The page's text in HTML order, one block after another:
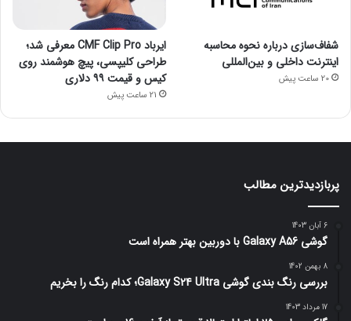
شفاف‌سازی درباره نحوه محاسبه
اینترنت داخلی و بین‌المللی
20 ساعت پیش
ایرباد CMF Clip Pro معرفی شد؛
طراحی کلیپسی، پیچ هوشمند روی
کیس و قیمت ۹۹ دلاری
21 ساعت پیش
پربازدیدترین مطالب
6 آبان 1403
گوشی Galaxy A56 با دوربین بهتر همراه است
8 بهمن 1402
بررسی رنگ بندی گوشی Galaxy S24 Ultra؛ کدام رنگ را بخریم
17 مرداد 1403